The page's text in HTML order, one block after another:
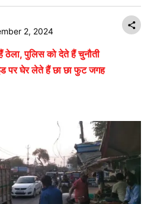
2, 2024
ठेला, पुलिस को देते हैं चुनौती
पर घेर लेते हैं छा छा फुट जगह